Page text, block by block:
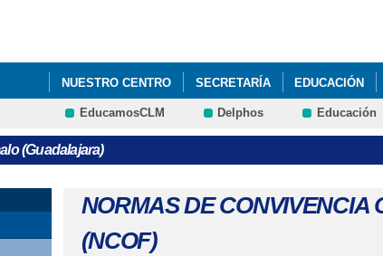
NUESTRO CENTRO SECRETARÍA EDUCACIÓN
EducamosCLM Delphos Educación
(Guadalajara)
NORMAS DE CONVIVENCIA
(NCOF)